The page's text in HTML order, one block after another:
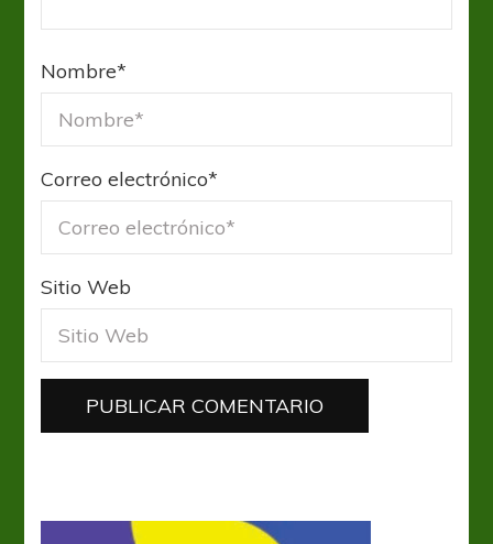
Nombre*
Correo electrónico*
Sitio Web